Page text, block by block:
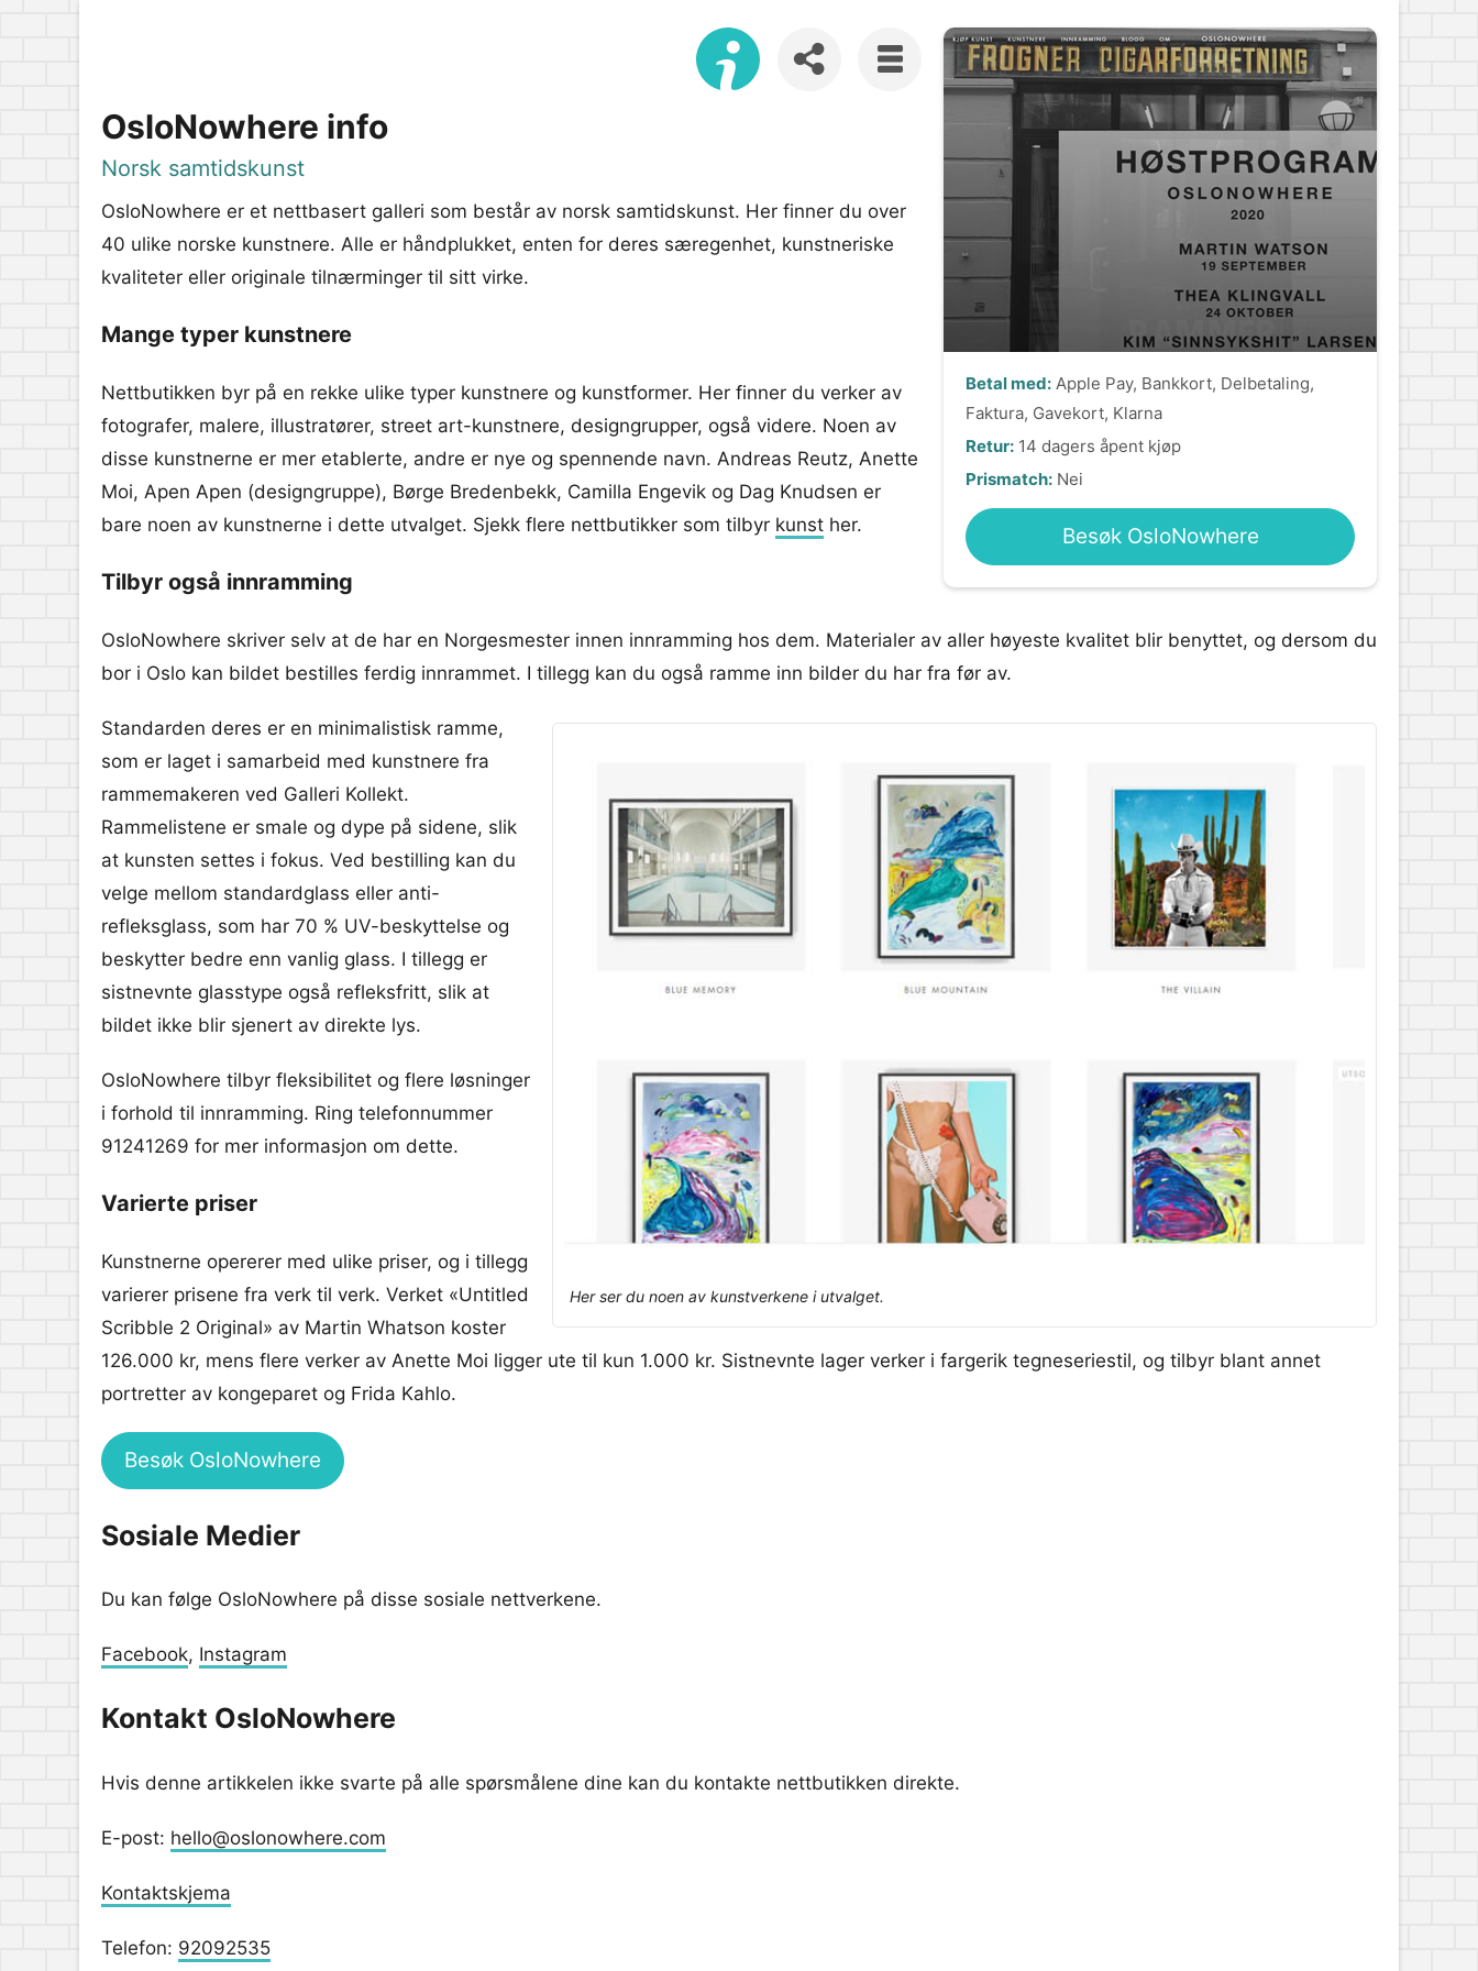
OsloNowhere info
Norsk samtidskunst
Betal med: Apple Pay, Bankkort, Delbetaling,
Faktura, Gavekort, Klarna
Retur: 14 dagers åpent kjøp
Prismatch: Nei
Besøk OsloNowhere
OsloNowhere er et nettbasert galleri som består av norsk samtidskunst. Her finner du over
40 ulike norske kunstnere. Alle er håndplukket, enten for deres særegenhet, kunstneriske
kvaliteter eller originale tilnærminger til sitt virke.
Mange typer kunstnere
Nettbutikken byr på en rekke ulike typer kunstnere og kunstformer. Her finner du verker av
fotografer, malere, illustratører, street art-kunstnere, designgrupper, også videre. Noen av
disse kunstnerne er mer etablerte, andre er nye og spennende navn. Andreas Reutz, Anette
Moi, Apen Apen (designgruppe), Børge Bredenbekk, Camilla Engevik og Dag Knudsen er
bare noen av kunstnerne i dette utvalget. Sjekk flere nettbutikker som tilbyr kunst her.
Tilbyr også innramming
OsloNowhere skriver selv at de har en Norgesmester innen innramming hos dem. Materialer av aller høyeste kvalitet blir benyttet, og dersom du
bor i Oslo kan bildet bestilles ferdig innrammet. I tillegg kan du også ramme inn bilder du har fra før av.
Her ser du noen av kunstverkene i utvalget.
Standarden deres er en minimalistisk ramme,
som er laget i samarbeid med kunstnere fra
rammemakeren ved Galleri Kollekt.
Rammelistene er smale og dype på sidene, slik
at kunsten settes i fokus. Ved bestilling kan du
velge mellom standardglass eller anti-
refleksglass, som har 70 % UV-beskyttelse og
beskytter bedre enn vanlig glass. I tillegg er
sistnevnte glasstype også refleksfritt, slik at
bildet ikke blir sjenert av direkte lys.
OsloNowhere tilbyr fleksibilitet og flere løsninger
i forhold til innramming. Ring telefonnummer
91241269 for mer informasjon om dette.
Varierte priser
Kunstnerne opererer med ulike priser, og i tillegg
varierer prisene fra verk til verk. Verket «Untitled
Scribble 2 Original» av Martin Whatson koster
126.000 kr, mens flere verker av Anette Moi ligger ute til kun 1.000 kr. Sistnevnte lager verker i fargerik tegneseriestil, og tilbyr blant annet
portretter av kongeparet og Frida Kahlo.
Besøk OsloNowhere
Sosiale Medier
Du kan følge OsloNowhere på disse sosiale nettverkene.
Facebook, Instagram
Kontakt OsloNowhere
Hvis denne artikkelen ikke svarte på alle spørsmålene dine kan du kontakte nettbutikken direkte.
E-post: hello@oslonowhere.com
Kontaktskjema
Telefon: 92092535